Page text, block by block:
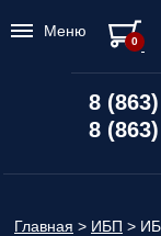
8
8
Главная > ИБП >
Меню
0